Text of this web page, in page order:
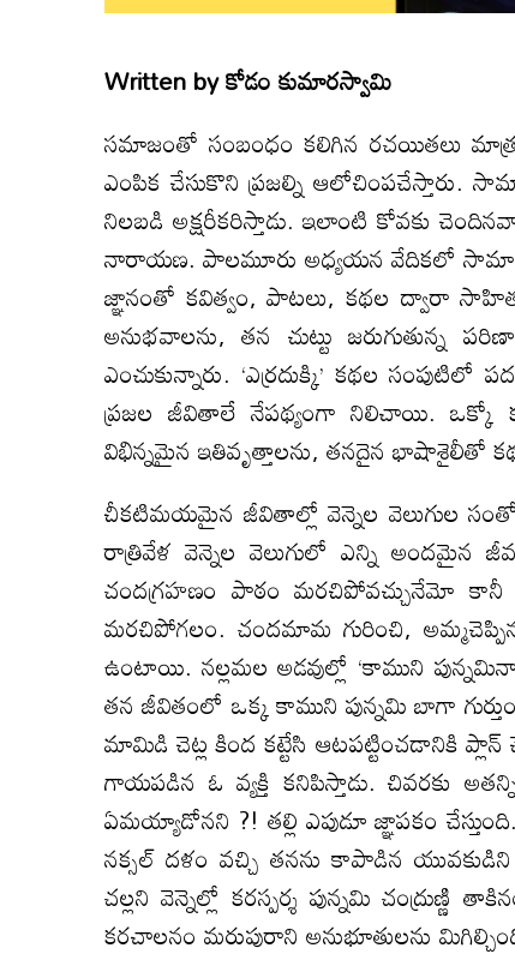
Written byకోడం కుమారస్వామి
సమాజంతో సంబంధం కలిగిన రచయితలు
ఎంపిక చేసుకొని ప్రజల్ని ఆలోచింపచేస్తారు.
నిలబడి అక్షరీకరిస్తాడు. ఇలాంటి కోవకు
నారాయణ. పాలమూరు అధ్యయన వేదికలో
జ్ఞానంతో కవిత్వం, పాటలు, కథల ద్వారా
అనుభవాలను, తన చుట్టు
ఎంచుకున్నారు. ‘ఎర్రదుక్కి’ కథల
ప్రజల జీవితాలే నేపథ్యంగా నిలిచాయి. ఒక్కో
విభిన్నమైన ఇతివృత్తాలను, తనదైన భాషాశైలీతో
చీకటిమయమైన జీవితాల్లో వెన్నెల వెలుగుల
రాత్రివేళ వెన్నెల వెలుగులో ఎన్ని అందమైన
చందగ్రహణం పాఠం మరచిపోవచ్చునేమో
మరచిపోగలం. చందమామ గురించి,
ఉంటాయి. నల్లమల అడవుల్లో ‘కాముని
తన జీవితంలో ఒక్క కాముని పున్నమి బాగా
మామిడి చెట్ల కింద కట్టేసి ఆటపట్టించడానికి ప్లాన్‍
గాయపడిన ఓ వ్యక్తి కనిపిస్తాడు. చివరకు
ఏమయ్యాడోనని ?! తల్లి ఎపుడూ జ్ఞాపకం
నక్సల్‍ దళం వచ్చి తనను కాపాడిన
చల్లని వెన్నెల్లో కరస్పర్శ పున్నమి
కరచాలనం మరుపురాని అనుభూతులను